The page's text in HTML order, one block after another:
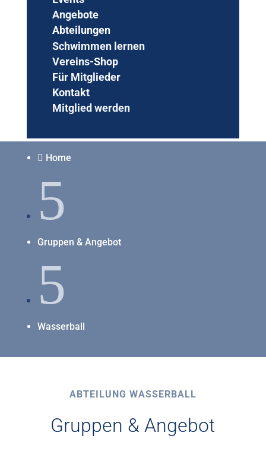
Angebote
Abteilungen
Schwimmen lernen
Vereins-Shop
Für Mitglieder
Kontakt
Mitglied werden
 Home
5
Gruppen & Angebot
5
Wasserball
ABTEILUNG WASSERBALL
Gruppen & Angebot